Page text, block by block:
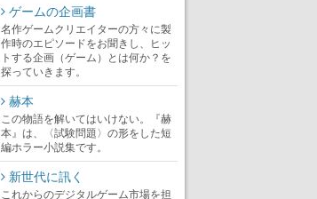
ゲームの企画書
名作ゲームクリエイターの方々に製
作時のエピソードをお聞きし、ヒッ
トする企画（ゲーム）とは何か？を
探っていきます。
赫本
この物語を解いてはいけない。『赫
本』は、〈試験問題〉の形をした短
編ホラー小説集です。
新世代に訊く
これからのデジタルゲーム市場を担